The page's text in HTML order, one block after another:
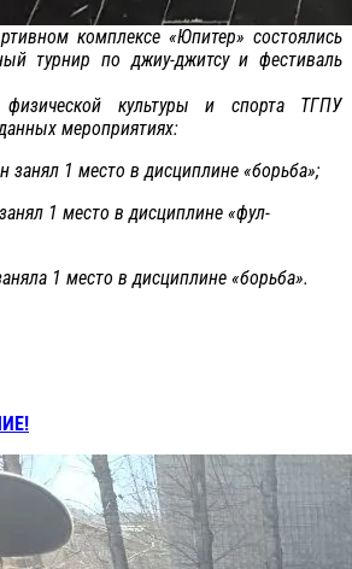
комплексе «Юпитер» состоялись
турнир по джиу-джитсу и фестиваль
физической культуры и спорта ТГПУ
мероприятиях:
занял 1 место в дисциплине «борьба»;
1 место в дисциплине «фул-
1 место в дисциплине «борьба».